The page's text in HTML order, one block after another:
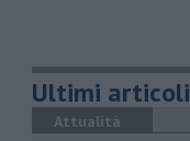
Ultimi articoli
Attualità